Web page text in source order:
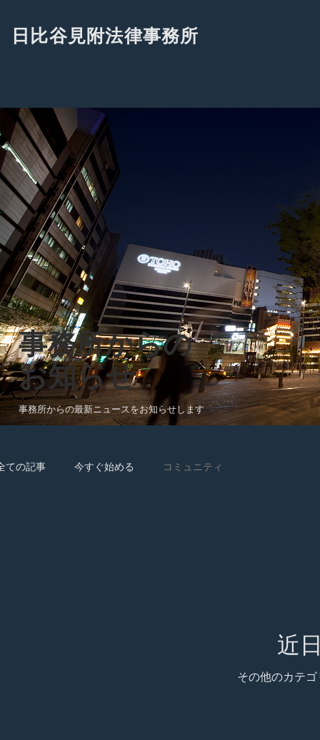
日比谷見附法律事務所
​事務所からの
お知らせ
事務所からの​最新ニュースをお知らせします
ての記事 今すぐ始める コミュニティ
近
その他のカテ